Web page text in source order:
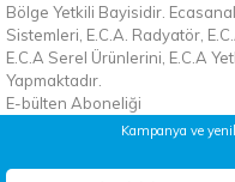
Bölge Yetkili Bayisidir.
Sistemleri, E.C.A. Radyatör,
E.C.A Serel Ürünlerini, E.C.A
Yapmaktadır.
E-bülten Aboneliği
Kampanya ve